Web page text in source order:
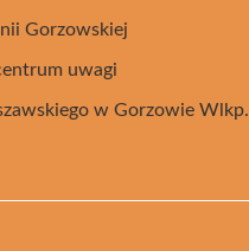
Gorzowskiej
uwagi
w Gorzowie Wlkp.